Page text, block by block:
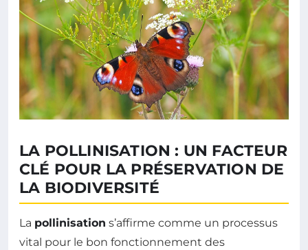
LA POLLINISATION : UN FACTEUR
CLÉ POUR LA PRÉSERVATION DE
LA BIODIVERSITÉ
La pollinisation s’affirme comme un processus
vital pour le bon fonctionnement des